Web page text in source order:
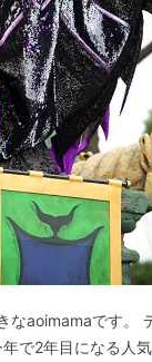
なaoimamaです。
で2年目になる人